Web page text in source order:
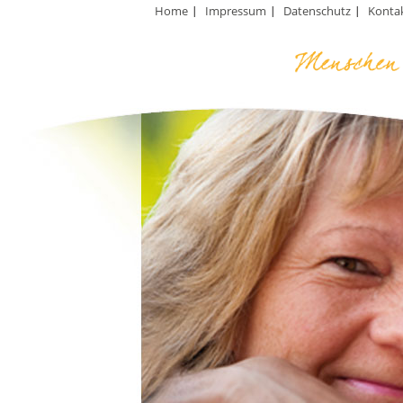
Home Impressum Datenschutz